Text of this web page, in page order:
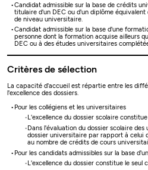
Candidat admissible sur la base de crédits
titulaire d'un DEC ou d'un diplôme
de niveau universitaire.
Candidat admissible sur la base d'une
personne dont la formation acquise ailleurs
DEC ou à des études universitaires
Critères de sélection
La capacité d'accueil est répartie entre les
l'excellence des dossiers.
Pour les collégiens et les universitaires
L'excellence du dossier scolaire
Dans l'évaluation du dossier scolaire
dossier universitaire par rapport à celui
au nombre de crédits de cours
Pour les candidats admissibles sur la base
L'excellence du dossier constitue le seul